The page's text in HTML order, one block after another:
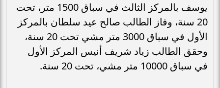
يوسف بالمركز الثالث في سباق 1500 متر، تحت
20 سنة، وفاز الطالب صالح عيد سلطان بالمركز
الأول في سباق 3000 متر مشي تحت 20 سنة،
وحقق الطالب زياد شريف أنيس المركز الأول
في سباق 10000 متر مشي، تحت 20 سنة.